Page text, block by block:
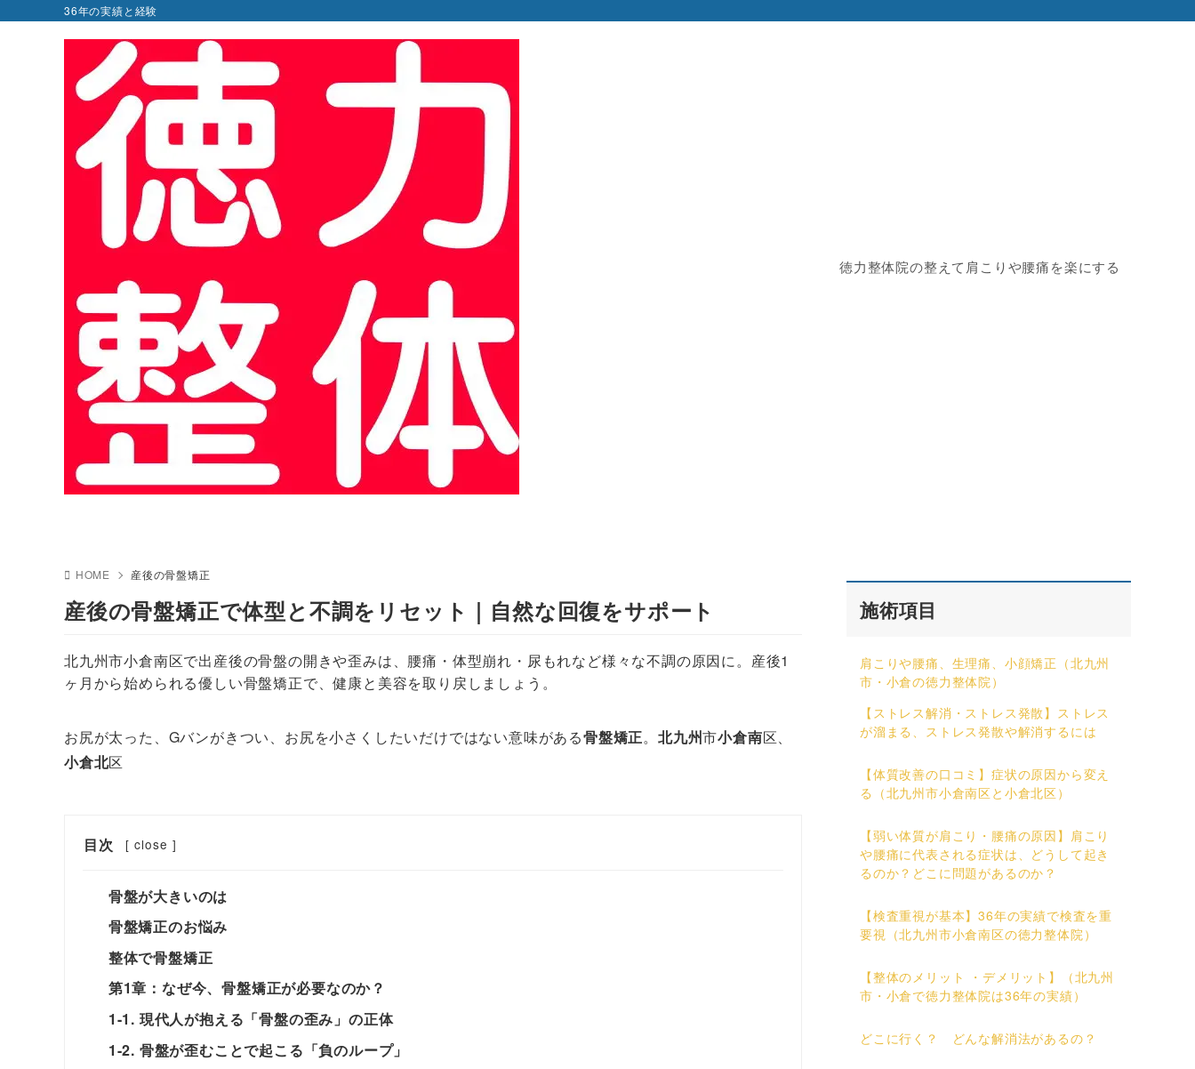
36年の実績と経験
徳力整体院の整えて肩こりや腰痛を楽にする
HOME 産後の骨盤矯正
産後の骨盤矯正で体型と不調をリセット｜自然な回復をサポート
北九州市小倉南区で出産後の骨盤の開きや歪みは、腰痛・体型崩れ・尿もれなど様々な不調の原因に。産後1
ヶ月から始められる優しい骨盤矯正で、健康と美容を取り戻しましょう。
お尻が太った、Gバンがきつい、お尻を小さくしたいだけではない意味がある骨盤矯正。北九州市小倉南区、
小倉北区
目次 [ close ]
骨盤が大きいのは
骨盤矯正のお悩み
整体で骨盤矯正
第1章：なぜ今、骨盤矯正が必要なのか？
1-1. 現代人が抱える「骨盤の歪み」の正体
1-2. 骨盤が歪むことで起こる「負のループ」
施術項目
肩こりや腰痛、生理痛、小顔矯正（北九州
市・小倉の徳力整体院）
【ストレス解消・ストレス発散】ストレス
が溜まる、ストレス発散や解消するには
【体質改善の口コミ】症状の原因から変え
る（北九州市小倉南区と小倉北区）
【弱い体質が肩こり・腰痛の原因】肩こり
や腰痛に代表される症状は、どうして起き
るのか？どこに問題があるのか？
【検査重視が基本】36年の実績で検査を重
要視（北九州市小倉南区の徳力整体院）
【整体のメリット ・デメリット】（北九州
市・小倉で徳力整体院は36年の実績）
どこに行く？ どんな解消法があるの？